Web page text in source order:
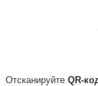
Отсканируйте QR-